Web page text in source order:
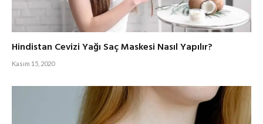
Hindistan Cevizi Yağı Saç Maskesi Nasıl Yapılır?
Kasım 15, 2020